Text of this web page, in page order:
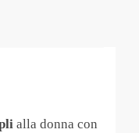
alla donna con